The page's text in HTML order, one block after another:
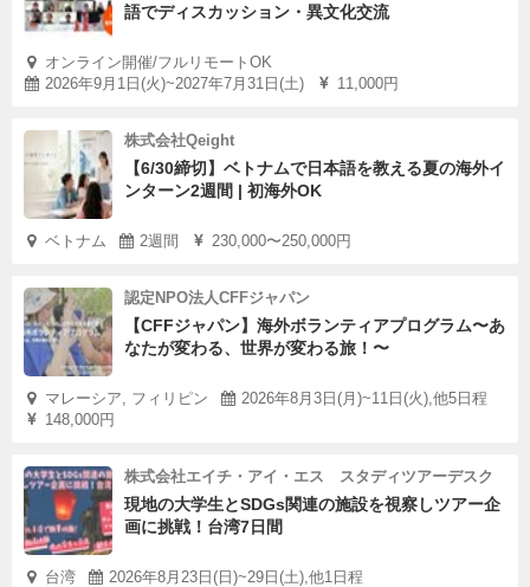
語でディスカッション・異文化交流
オンライン開催/フルリモートOK
2026年9月1日(火)~2027年7月31日(土)
11,000円
株式会社Qeight
【6/30締切】ベトナムで日本語を教える夏の海外イ
ンターン2週間 | 初海外OK
ベトナム 2週間 230,000〜250,000円
認定NPO法人CFFジャパン
【CFFジャパン】海外ボランティアプログラム〜あ
なたが変わる、世界が変わる旅！〜
マレーシア, フィリピン
2026年8月3日(月)~11日(火),他5日程
148,000円
株式会社エイチ・アイ・エス スタディツアーデスク
現地の大学生とSDGs関連の施設を視察しツアー企
画に挑戦！台湾7日間
台湾
2026年8月23日(日)~29日(土),他1日程